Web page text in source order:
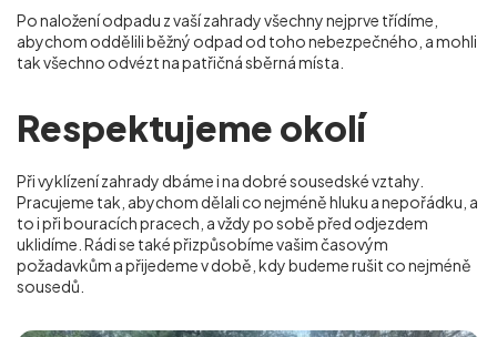
Po naložení odpadu z vaší zahrady všechny nejprve třídíme,
abychom oddělili běžný odpad od toho nebezpečného, a mohli
tak všechno odvézt na patřičná sběrná místa.
Respektujeme okolí
Při vyklízení zahrady dbáme i na dobré sousedské vztahy.
Pracujeme tak, abychom dělali co nejméně hluku a nepořádku, a
to i při bouracích pracech, a vždy po sobě před odjezdem
uklidíme. Rádi se také přizpůsobíme vašim časovým
požadavkům a přijedeme v době, kdy budeme rušit co nejméně
sousedů.